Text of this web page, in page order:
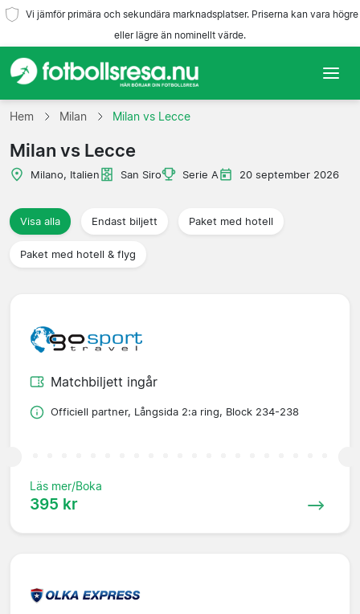
Vi jämför primära och sekundära marknadsplatser. Priserna kan vara högre
eller lägre än nominellt värde.
Hem
Lag
Resebyråer
Hem Milan Milan vs Lecce
Milan vs Lecce
Milano, Italien San Siro Serie A 20 september 2026
Visa alla Endast biljett Paket med hotell
Paket med hotell & flyg
Matchbiljett ingår
Officiell partner, Långsida 2:a ring, Block 234-238
Läs mer/Boka
395 kr